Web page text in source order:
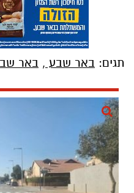
תגים: באר שבע , באר